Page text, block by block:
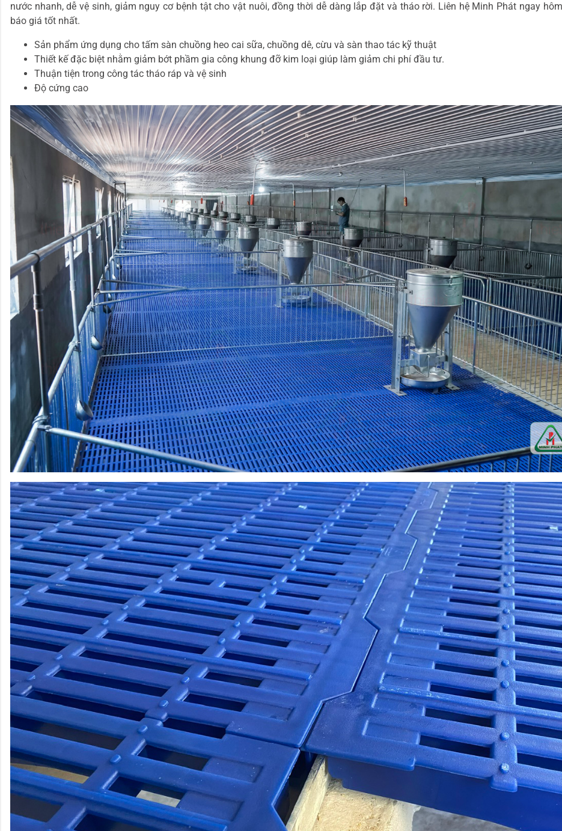
nước nhanh, dễ vệ sinh, giảm nguy cơ bệnh tật cho vật nuôi, đồng thời dễ dàng lắp đặt và tháo rời. Liên hệ Minh Phát ngay
báo giá tốt nhất.
Sản phẩm ứng dụng cho tấm sàn chuồng heo cai sữa, chuồng dê, cừu và sàn thao tác kỹ thuật
Thiết kế đặc biệt nhằm giảm bớt phầm gia công khung đỡ kim loại giúp làm giảm chi phí đầu tư.
Thuận tiện trong công tác tháo ráp và vệ sinh
Độ cứng cao